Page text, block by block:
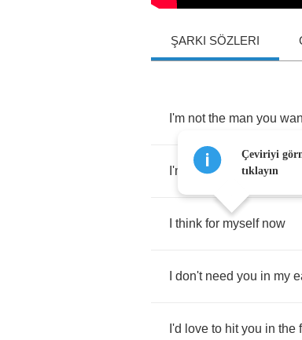
ŞARKI SÖZLERI
I'm not the man you
I'm not the same I used
think for myself now
don't need you in my
I'd love to hit you in the
Çeviriyi
tıklayın